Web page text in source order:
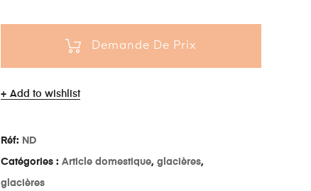
Demande De Prix
Add to wishlist
Réf: ND
Catégories : Article domestique, glacières,
glacières